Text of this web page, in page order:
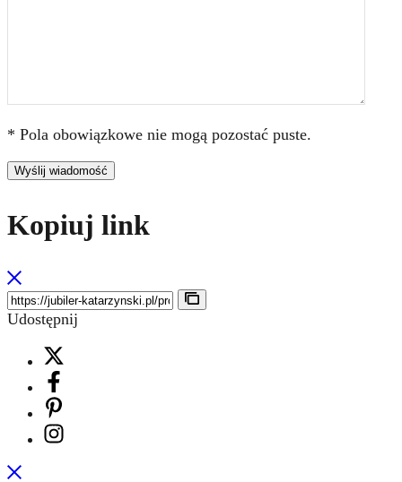
* Pola obowiązkowe nie mogą pozostać puste.
Wyślij wiadomość
Kopiuj link
Udostępnij